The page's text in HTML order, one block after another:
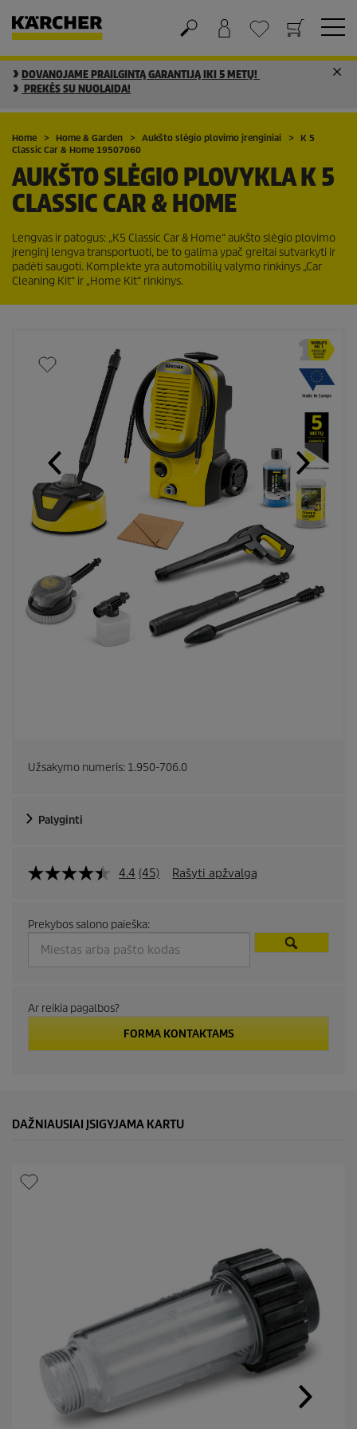
Krepšelis
Mėgstamiausių sąrašas
DOVANOJAME PRAILGINTĄ GARANTIJĄ IKI 5 METŲ!
PREKĖS SU NUOLAIDA!
Home Home & Garden Aukšto slėgio plovimo įrenginiai
K 5
Classic Car & Home 19507060
AUKŠTO SLĖGIO PLOVYKLA K 5
CLASSIC CAR & HOME
Lengvas ir patogus: „K5 Classic Car & Home“ aukšto slėgio plovimo
įrenginį lengva transportuoti, be to galima ypač greitai sutvarkyti ir
padėti saugoti. Komplekte yra automobilių valymo rinkinys „Car
Cleaning Kit“ ir „Home Kit“ rinkinys.
Užsakymo numeris: 1.950-706.0
Palyginti
4.4 (45) Rašyti apžvalgą
Prekybos salono paieška:
Ar reikia pagalbos?
FORMA KONTAKTAMS
DAŽNIAUSIAI ĮSIGYJAMA KARTU